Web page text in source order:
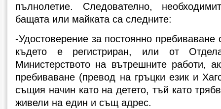
пълнолетие. Следователно,
бащата или майката са следните:
-Удостоверение за постоянно
където е регистриран, или от
Министерството на вътрешните работи,
пребиваване (превод на гръцки език и
същия начин като на детето, тъй като
живели на един и същ адрес.